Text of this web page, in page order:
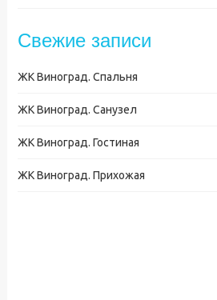
Свежие записи
ЖК Виноград. Спальня
ЖК Виноград. Санузел
ЖК Виноград. Гостиная
ЖК Виноград. Прихожая